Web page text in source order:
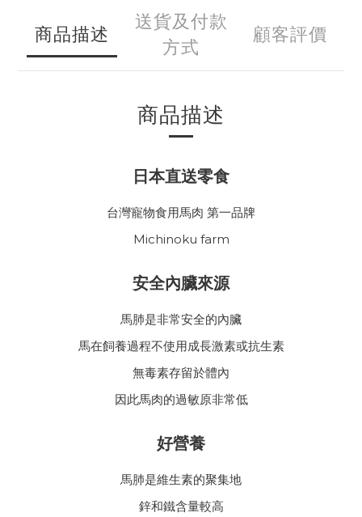
商品描述
送貨及付款
方式
顧客評價
商品描述
日本直送零食
台灣寵物食用馬肉 第一品牌
Michinoku farm
安全內臟來源
馬肺是非常安全的內臟
馬在飼養過程不使用成長激素或抗生素
無毒素存留於體內
因此馬肉的過敏原非常低
好營養
馬肺是維生素的聚集地
鋅和鐵含量較高